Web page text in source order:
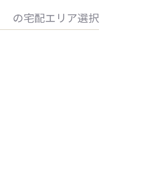
の宅配エリア選択